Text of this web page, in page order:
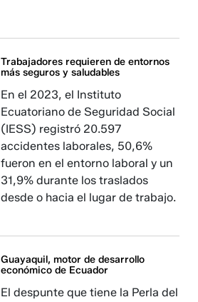
Trabajadores requieren de entornos
más seguros y saludables
En el 2023, el Instituto
Ecuatoriano de Seguridad Social
(IESS) registró 20.597
accidentes laborales, 50,6%
fueron en el entorno laboral y un
31,9% durante los traslados
desde o hacia el lugar de trabajo.
Guayaquil, motor de desarrollo
económico de Ecuador
El despunte que tiene la Perla del